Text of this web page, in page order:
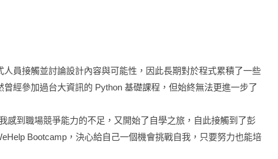
員接觸並討論設計內容與可能性，因此長期對於程式累積了一些
經參加過台大資訊的 Python 基礎課程，但始終無法更進一步了
感到職場競爭能力的不足，又開始了自學之旅，自此接觸到了彭
Bootcamp，決心給自己一個機會挑戰自我，只要努力也能培